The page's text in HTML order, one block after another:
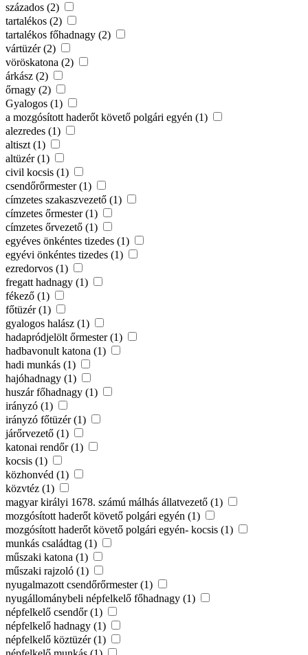
százados (2)
tartalékos (2)
tartalékos főhadnagy (2)
vártüzér (2)
vöröskatona (2)
árkász (2)
őrnagy (2)
Gyalogos (1)
a mozgósított haderőt követő polgári egyén (1)
alezredes (1)
altiszt (1)
altüzér (1)
civil kocsis (1)
csendőrőrmester (1)
címzetes szakaszvezető (1)
címzetes őrmester (1)
címzetes őrvezető (1)
egyéves önkéntes tizedes (1)
egyévi önkéntes tizedes (1)
ezredorvos (1)
fregatt hadnagy (1)
fékező (1)
főtüzér (1)
gyalogos halász (1)
hadapródjelölt őrmester (1)
hadbavonult katona (1)
hadi munkás (1)
hajóhadnagy (1)
huszár főhadnagy (1)
irányzó (1)
irányzó főtüzér (1)
járőrvezető (1)
katonai rendőr (1)
kocsis (1)
közhonvéd (1)
közvtéz (1)
magyar királyi 1678. számú málhás állatvezető (1)
mozgósított haderőt követő polgári egyén (1)
mozgósított haderőt követő polgári egyén- kocsis (1)
munkás családtag (1)
műszaki katona (1)
műszaki rajzoló (1)
nyugalmazott csendőrőrmester (1)
nyugállománybeli népfelkelő főhadnagy (1)
népfelkelő csendőr (1)
népfelkelő hadnagy (1)
népfelkelő köztüzér (1)